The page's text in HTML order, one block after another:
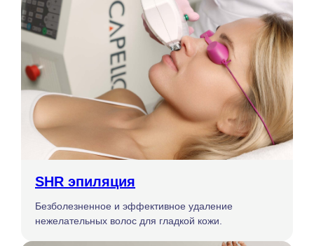
SHR эпиляция
Безболезненное и эффективное удаление
нежелательных волос для гладкой кожи.